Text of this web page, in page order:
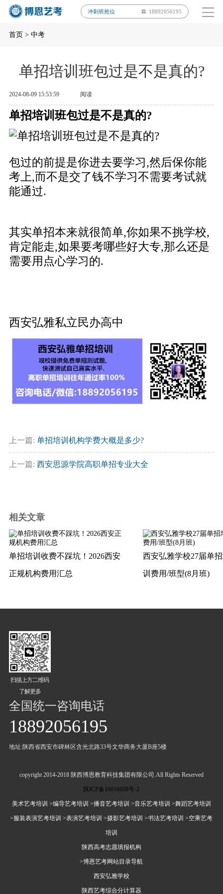
冲刺班抢位 18892056195
首页> 中考
单招培训班包过是不是真的?
2024-08-09 15:53:59 阅读
单招培训班包过是不是真的?
包过的前提是你进去要学习,然后保你能
考上,而不是交了钱不学习不需要考试就
能通过.
其实单招本来就很简单,你如果不挑学校,
肯定能走,如果要考哪些好大专,那么还是
需要用点心学习的.
西安弘雅私立民办高中
上一篇: 单招培训机构学费大概是多少?
上一篇: 西安思源学院高职单招专业大全
相关文章
单招培训收费不踩坑！2026西安
正规机构费用汇总
西安弘雅学校27届单
训费用/班型(8月班)
扫描上方二维码
了解更多
全国统一咨询电话
18892056195
地址:陕西省西安市碑林区含光北路33号文华商务大厦B座5楼
copyright 2014-2018 陕西博恩教育科技集团有限公司.All Rights Reserved
陕ICP备16016668号-2
美术艺考培训 >编导艺考培训 >播音艺考培训 >音乐艺考培训 >舞蹈艺考培训
>服装表演艺考培训 >表演艺考培训 >摄影艺考培训 >书法艺考培训 >空乘艺考
培训
陕西高考志愿填报机构
>博恩艺考网站目录导航
西安弘雅学校
陕西艺考综合分计算器